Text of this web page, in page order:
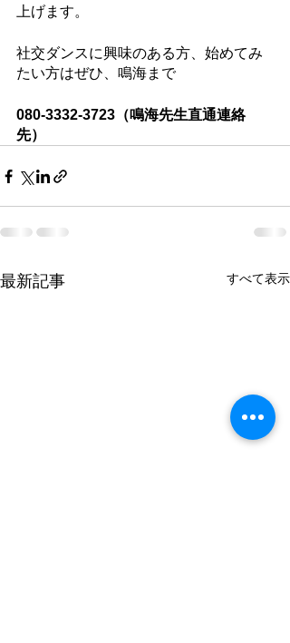
上げます。
社交ダンスに興味のある方、始めてみ
たい方はぜひ、鳴海まで
080-3332-3723（鳴海先生直通連絡
先）
最新記事 すべて表示